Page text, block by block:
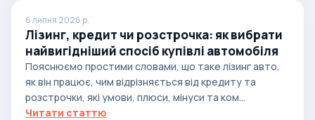
6 липня 2026 р.
Лізинг, кредит чи розстрочка: як вибрати
найвигідніший спосіб купівлі автомобіля
Пояснюємо простими словами, що таке лізинг авто,
як він працює, чим відрізняється від кредиту та
розстрочки, які умови, плюси, мінуси та ком...
Читати статтю